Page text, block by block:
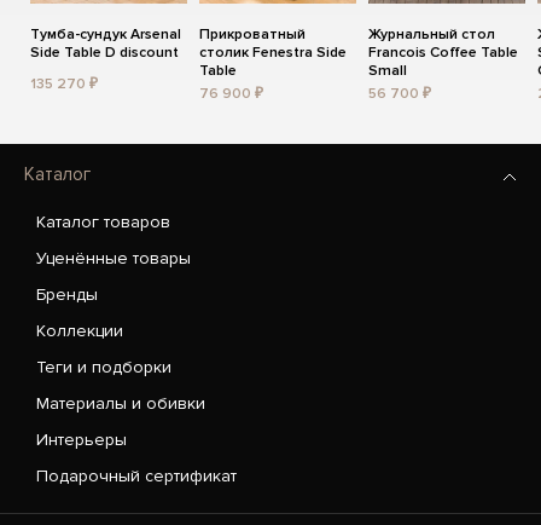
Тумба-сундук Arsenal
Side Table D discount
135 270 ₽
Прикроватный
столик Fenestra Side
Table
76 900 ₽
Журнальный стол
Francois Coffee Table
Small
56 700 ₽
Каталог
Каталог товаров
Уценённые товары
Бренды
Коллекции
Теги и подборки
Материалы и обивки
Интерьеры
Подарочный сертификат